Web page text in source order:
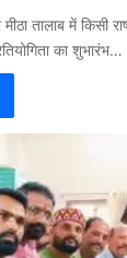
तालाब में किसी
का शुभारंभ…